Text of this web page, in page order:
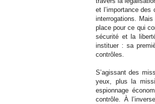
et l’importance
interrogations.
place pour ce qui
sécurité et la
instituer : sa
contrôles.
S’agissant des
yeux, plus la
espionnage
contrôle. À